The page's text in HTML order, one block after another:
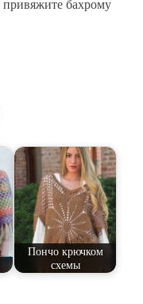
бахрому
Пончо крючком
схемы